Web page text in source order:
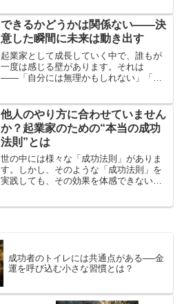
る。でも、どこかで引っかかるものがあ
る。
​できるかどうかは関係ない――決
意した瞬間に未来は動き出す
起業家として成長していく中で、誰もが
一度は感じる壁があります。それは
――「自分には無理かもしれない」「ま
にした判断です。
他人のやり方に合わせていません
か？起業家のための“本当の成功
法則”とは
世の中には様々な「成功法則」がありま
す。しかし、そのような「成功法則」を
実践しても、その効果を体感できない人
です。
​成功者のトイレには共通点がある──金
運を呼び込む小さな習慣とは？